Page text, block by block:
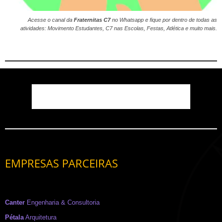
Acesse o canal da Fraternitas C7no Whatsapp e fique por dentro de todas as
atividades: Movimento Estudantes, C7 nas Escolas, Festas, Atlética e muito mais.
EMPRESAS PARCEIRAS
Canter Engenharia & Consultoria
PétalaArquitetura